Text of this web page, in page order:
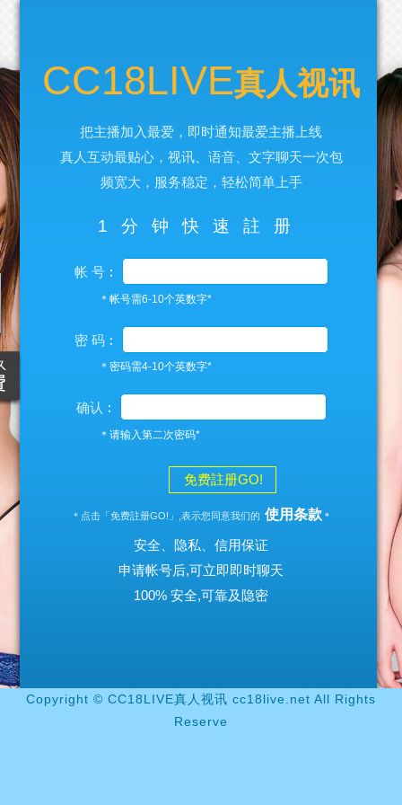
CC18LIVE真人视讯
把主播加入最爱，即时通知最爱主播上线
真人互动最贴心，视讯、语音、文字聊天一次包
频宽大，服务稳定，轻松简单上手
1分钟快速註册
帐 号︰
＊帐号需6-10个英数字*
密 码︰
＊密码需4-10个英数字*
确认︰
＊请输入第二次密码*
免费註册GO!
＊点击「免费註册GO!」,表示您同意我们的 使用条款＊
安全、隐私、信用保证
申请帐号后,可立即即时聊天
100% 安全,可靠及隐密
Copyright © CC18LIVE真人视讯 cc18live.net All Rights
Reserve